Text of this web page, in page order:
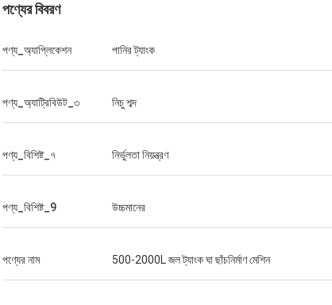
পণ্যের বিবরণ
পণ্য_অ্যাপ্লিকেশন পানির ট্যাংক
পণ্য_অ্যাট্রিবিউট_৩ নিচু শব্দ
পণ্য_বিশিষ্ট_৭ নির্ভুলতা নিয়ন্ত্রণ
পণ্য_বিশিষ্ট_9 উচ্চমানের
পণ্যের নাম 500-2000L জল ট্যাংক ঘা ছাঁচনির্মাণ মেশিন